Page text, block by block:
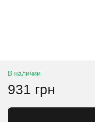
В наличии
931 грн